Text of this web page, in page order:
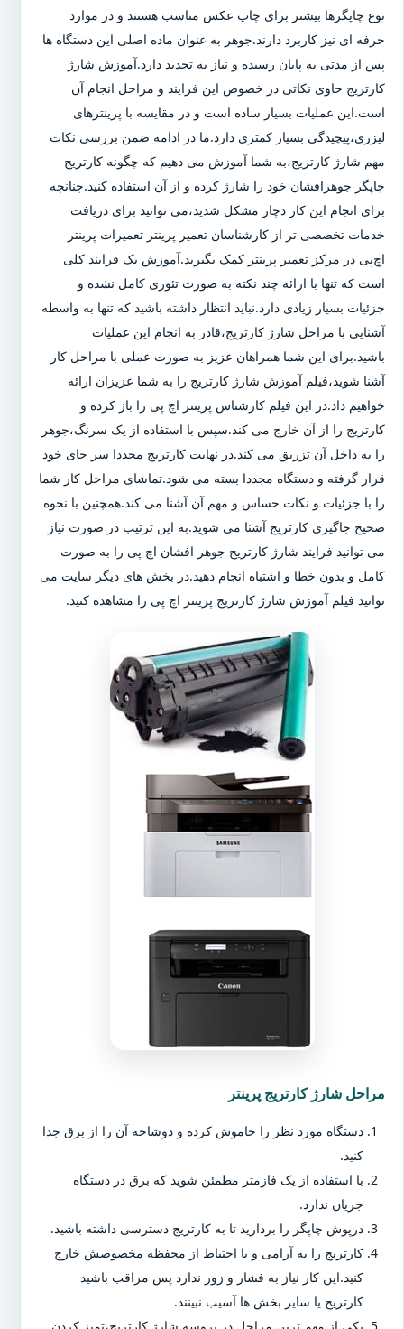
نوع چاپگرها بیشتر برای چاپ عکس مناسب هستند و در موارد
حرفه ای نیز کاربرد دارند.جوهر به عنوان ماده اصلی این دستگاه ها
پس از مدتی به پایان رسیده و نیاز به تجدید دارد.آموزش شارژ
کارتریج حاوی نکاتی در خصوص این فرایند و مراحل انجام آن
است.این عملیات بسیار ساده است و در مقایسه با پرینترهای
لیزری،پیچیدگی بسیار کمتری دارد.ما در ادامه ضمن بررسی نکات
مهم شارژ کارتریج،به شما آموزش می دهیم که چگونه کارتریج
چاپگر جوهرافشان خود را شارژ کرده و از آن استفاده کنید.چنانچه
برای انجام این کار دچار مشکل شدید،می توانید برای دریافت
خدمات تخصصی تر از کارشناسان تعمیر پرینتر تعمیرات پرینتر
اچ‌پی در مرکز تعمیر پرینتر کمک بگیرید.آموزش یک فرایند کلی
است که تنها با ارائه چند نکته به صورت تئوری کامل نشده و
جزئیات بسیار زیادی دارد.نباید انتظار داشته باشید که تنها به واسطه
آشنایی با مراحل شارژ کارتریج،قادر به انجام این عملیات
باشید.برای این شما همراهان عزیز به صورت عملی با مراحل کار
آشنا شوید،فیلم آموزش شارژ کارتریج را به شما عزیزان ارائه
خواهیم داد.در این فیلم کارشناس پرینتر اچ پی را باز کرده و
کارتریج را از آن خارج می کند.سپس با استفاده از یک سرنگ،جوهر
را به داخل آن تزریق می کند.در نهایت کارتریج مجددا سر جای خود
قرار گرفته و دستگاه مجددا بسته می شود.تماشای مراحل کار شما
را با جزئیات و نکات حساس و مهم آن آشنا می کند.همچنین با نحوه
صحیح جاگیری کارتریج آشنا می شوید.به این ترتیب در صورت نیاز
می توانید فرایند شارژ کارتریج جوهر افشان اچ پی را به صورت
کامل و بدون خطا و اشتباه انجام دهید.در بخش های دیگر سایت می
توانید فیلم آموزش شارژ کارتریج پرینتر اچ پی را مشاهده کنید.
مراحل شارژ کارتریج پرینتر
دستگاه مورد نظر را خاموش کرده و دوشاخه آن را از برق جدا
کنید.
با استفاده از یک فازمتر مطمئن شوید که برق در دستگاه
جریان ندارد.
درپوش چاپگر را بردارید تا به کارتریج دسترسی داشته باشید.
کارتریج را به آرامی و با احتیاط از محفظه مخصوصش خارج
کنید.این کار نیاز به فشار و زور ندارد پس مراقب باشید
کارتریج یا سایر بخش ها آسیب نبینند.